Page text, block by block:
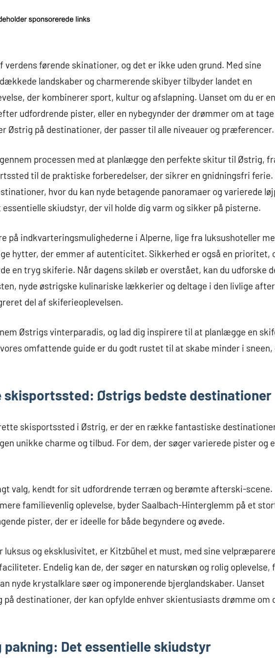
førende skinationer, og det er ikke uden grund. Med sine
landskaber og charmerende skibyer tilbyder landet en
der kombinerer sport, kultur og afslapning. Uanset om du er en
udfordrende pister, eller en nybegynder der drømmer om at tage
Østrig på destinationer, der passer til alle niveauer og præferencer.
processen med at planlægge den perfekte skitur til Østrig,
til de praktiske forberedelser, der sikrer en gnidningsfri ferie.
hvor du kan nyde betagende panoramaer og varierede
skiudstyr, der vil holde dig varm og sikker på pisterne.
på indkvarteringsmulighederne i Alperne, lige fra luksushoteller
hytter, der emmer af autenticitet. Sikkerhed er også en prioritet,
en tryg skiferie. Når dagens skiløb er overstået, kan du udforske
nyde østrigske kulinariske lækkerier og deltage i den livlige
del af skiferieoplevelsen.
Østrigs vinterparadis, og lad dig inspirere til at planlægge en
omfattende guide er du godt rustet til at skabe minder i sneen,
skisportssted: Østrigs bedste destinationer
skisportssted i Østrig, er der en række fantastiske
unikke charme og tilbud. For dem, der søger varierede pister og
valg, kendt for sit udfordrende terræn og berømte afterski-scene.
familievenlig oplevelse, byder Saalbach-Hinterglemm på et
pister, der er ideelle for både begyndere og øvede.
og eksklusivitet, er Kitzbühel et must, med sine
Endelig kan de, der søger en naturskøn og rolig oplevelse,
nyde krystalklare søer og imponerende bjerglandskaber. Uanset
destinationer, der kan opfylde enhver skientusiasts drømme om
pakning: Det essentielle skiudstyr